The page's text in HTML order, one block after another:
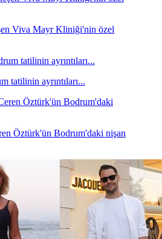
Viva Mayr Kliniği'nin özel
tatilinin ayrıntıları...
Öztürk'ün Bodrum'daki nişan